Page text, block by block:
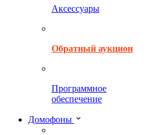
Аксессуары
Обратный аукцион
Программное
обеспечение
Домофоны